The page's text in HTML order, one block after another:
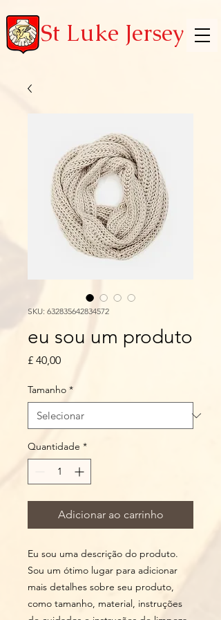
St Luke Jersey
SKU: 632835642834572
eu sou um produto
£ 40,00Preço
Tamanho *
Quantidade *
Adicionar ao carrinho
Eu sou uma descrição do produto.
Sou um ótimo lugar para adicionar
mais detalhes sobre seu produto,
como tamanho, material, instruções